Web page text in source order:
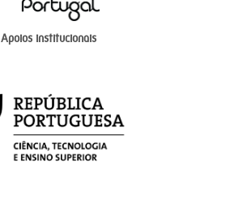
Apoios institucionais